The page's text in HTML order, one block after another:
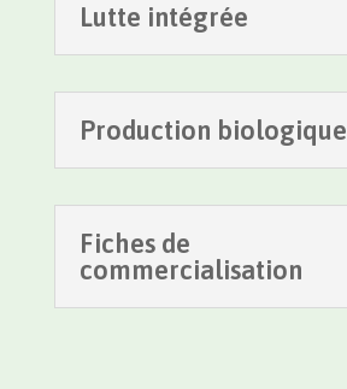
Lutte intégrée
Production biologique
Fiches de
commercialisation